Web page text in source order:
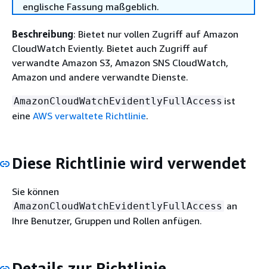
englische Fassung maßgeblich.
Beschreibung: Bietet nur vollen Zugriff auf Amazon
CloudWatch Eviently. Bietet auch Zugriff auf
verwandte Amazon S3, Amazon SNS CloudWatch,
Amazon und andere verwandte Dienste.
AmazonCloudWatchEvidentlyFullAccess ist
eine AWS verwaltete Richtlinie.
Diese Richtlinie wird verwendet
Sie können
AmazonCloudWatchEvidentlyFullAccess an
Ihre Benutzer, Gruppen und Rollen anfügen.